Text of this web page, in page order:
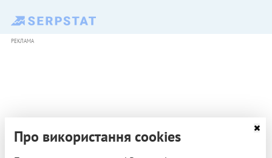
РЕКЛАМА
Про використання cookies